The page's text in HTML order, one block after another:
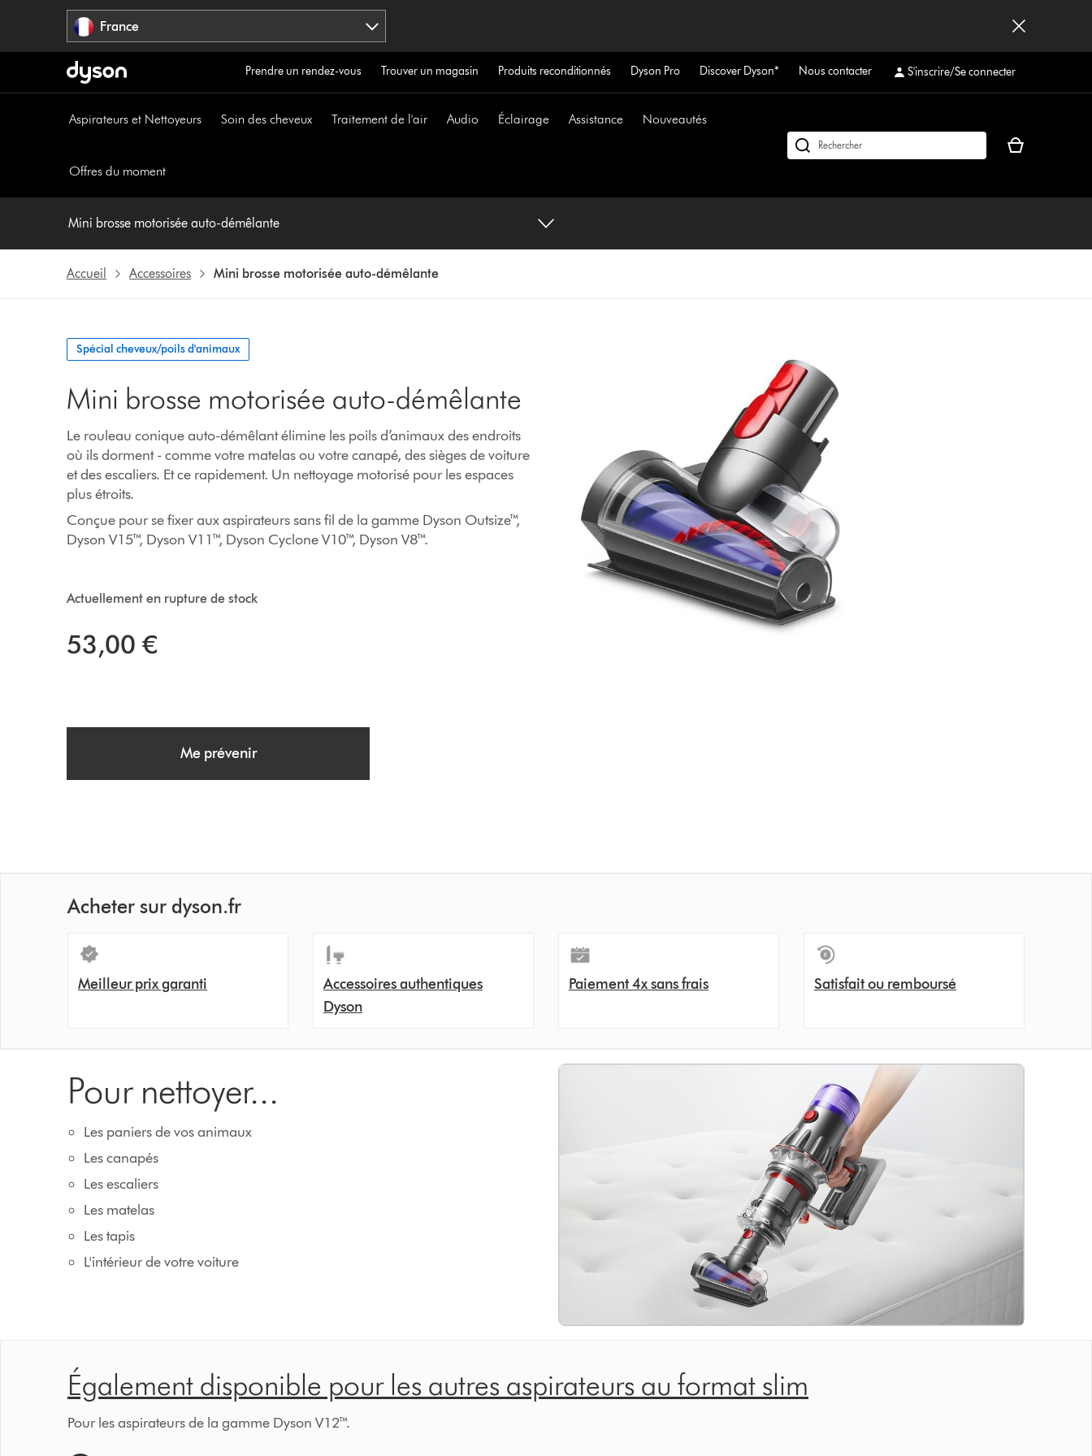
France
Prendre un rendez-vous Trouver un magasin Produits reconditionnés Dyson Pro Discover Dyson* Nous contacter S'inscrire/Se connecter
Aspirateurs et Nettoyeurs Soin des cheveux Traitement de l'air Audio Éclairage Assistance Nouveautés
Offres du moment
Rechercher
Votre
vide
Mini brosse motorisée auto-démêlante
Accueil Accessoires Mini brosse motorisée auto-démêlante
Spécial cheveux/poils d'animaux
Mini brosse motorisée auto-démêlante
Le rouleau conique auto-démêlant élimine les poils d’animaux des endroits
où ils dorment - comme votre matelas ou votre canapé, des sièges de voiture
et des escaliers. Et ce rapidement. Un nettoyage motorisé pour les espaces
plus étroits.
Conçue pour se fixer aux aspirateurs sans fil de la gamme Dyson Outsize™,
Dyson V15™, Dyson V11™, Dyson Cyclone V10™, Dyson V8™.
Actuellement en rupture de stock
53,00 €
Me prévenir
Acheter sur dyson.fr
Meilleur prix garanti
Accessoires authentiques
Dyson
Paiement 4x sans frais Satisfait ou remboursé
Pour nettoyer...
Les paniers de vos animaux
Les canapés
Les escaliers
Les matelas
Les tapis
L'intérieur de votre voiture
Également disponible pour les autres aspirateurs au format slim
Pour les aspirateurs de la gamme Dyson V12™.